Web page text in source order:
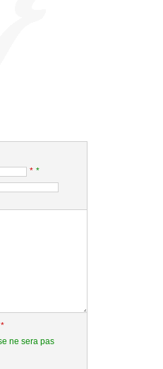
* *
*
ne sera pas